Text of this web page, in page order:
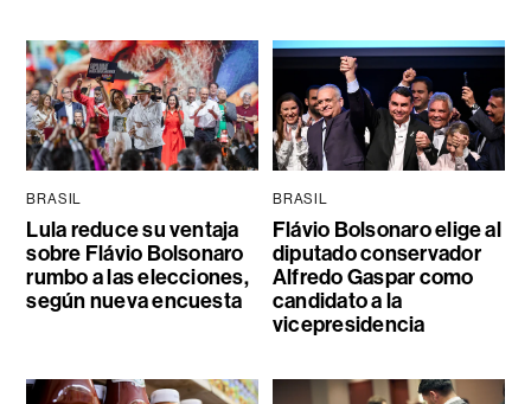
BRASIL
Lula reduce su ventaja
sobre Flávio Bolsonaro
rumbo a las elecciones,
según nueva encuesta
BRASIL
Flávio Bolsonaro elige al
diputado conservador
Alfredo Gaspar como
candidato a la
vicepresidencia